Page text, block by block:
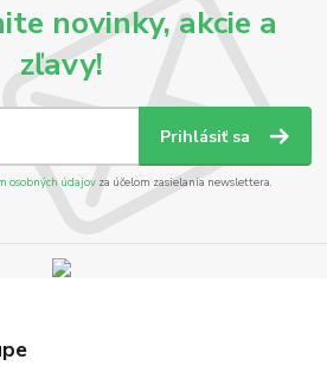
novinky, akcie a
zľavy!
Prihlásiť sa
osobných údajov za účelom zasielania newslettera.